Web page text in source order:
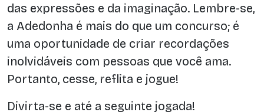
das expressões e da imaginação. Lembre-se,
a Adedonha é mais do que um concurso; é
uma oportunidade de criar recordações
inolvidáveis com pessoas que você ama.
Portanto, cesse, reflita e jogue!
Divirta-se e até a seguinte jogada!